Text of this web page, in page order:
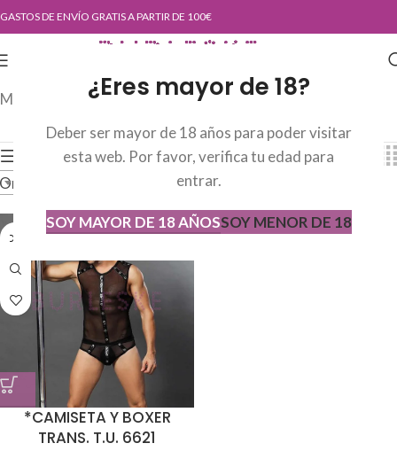
¿Eres mayor de 18?
Deber ser mayor de 18 años para poder visitar
esta web. Por favor, verifica tu edad para
entrar.
SOY MAYOR DE 18 AÑOSSOY MENOR DE 18
GASTOS DE ENVÍO GRATIS A PARTIR DE 100€
Mostrando el único resultado
Mostrar barra lateral Mostrar 9 24
36
Ordenar por los últimos
*CAMISETA Y BOXER
TRANS. T.U. 6621